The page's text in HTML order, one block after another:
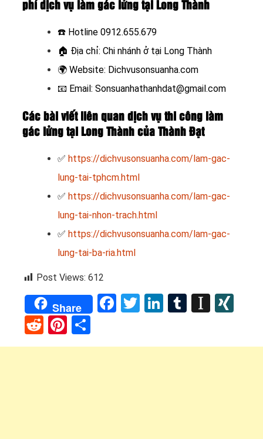
phí dịch vụ làm gác lửng tại Long Thành
☎️ Hotline 0912.655.679
🏠 Địa chỉ: Chi nhánh ở tại Long Thành
🌍 Website: Dichvusonsuanha.com
📧 Email: Sonsuanhathanhdat@gmail.com
Các bài viết liên quan dịch vụ thi công làm
gác lửng tại Long Thành của Thành Đạt
✅ https://dichvusonsuanha.com/lam-gac-
lung-tai-tphcm.html
✅ https://dichvusonsuanha.com/lam-gac-
lung-tai-nhon-trach.html
✅ https://dichvusonsuanha.com/lam-gac-
lung-tai-ba-ria.html
Post Views: 612
Share Facebook
TwitterLinkedIn
Tumblr
RedditPinterest